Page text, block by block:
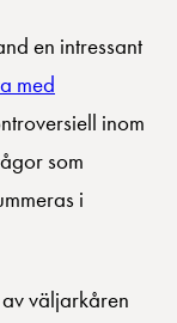
en intressant
med
inom
som
i
av väljarkåren